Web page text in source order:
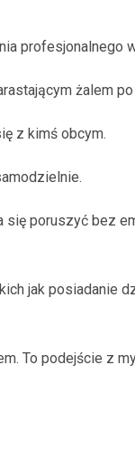
profesjonalnego
żalem
z kimś obcym.
się poruszyć bez
jak posiadanie
To podejście z